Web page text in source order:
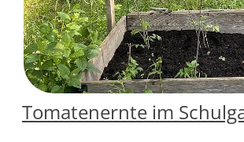
Tomatenernte im